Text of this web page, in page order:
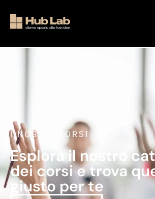
I NOSTRI CORSI
Esplora il nostro
dei corsi e trova
giusto per te